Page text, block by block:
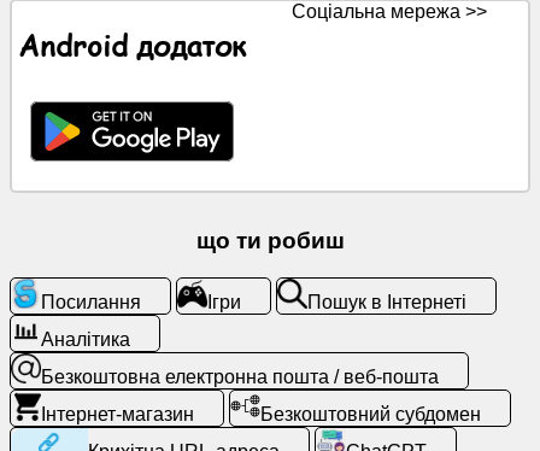
в
Безкоштовна
електронна
Аналітика
Інтернет-
магазин
Android додаток
Соціальна мережа >>
що ти робиш
Посилання Ігри
Пошук в Інтернеті
Аналітика
Безкоштовна електронна пошта / веб-пошта
Інтернет-магазин
Безкоштовний субдомен